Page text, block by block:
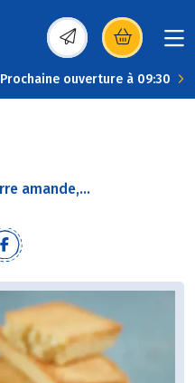
(s’ouvre dans une
Prochaine ouverture à 09:30
amande,...